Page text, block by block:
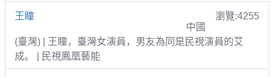
王瞳
瀏覽:4255
中國
(臺灣) | 王瞳，臺灣女演員，男友為同是民視演員的艾
成。 | 民視鳳凰藝能